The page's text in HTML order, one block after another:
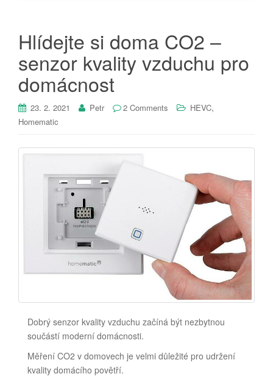
Hlídejte si doma CO2 –
senzor kvality vzduchu pro
domácnost
23. 2. 2021 Petr 2 Comments HEVC,
Homematic
Dobrý senzor kvality vzduchu začíná být nezbytnou
součástí moderní domácnosti.
Měření CO2 v domovech je velmi důležité pro udržení
kvality domácího povětří.